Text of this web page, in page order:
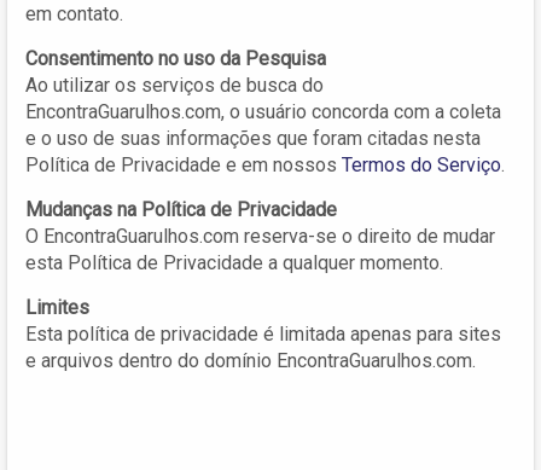
em contato.
Consentimento no uso da Pesquisa
Ao utilizar os serviços de busca do
EncontraGuarulhos.com, o usuário concorda com a coleta
e o uso de suas informações que foram citadas nesta
Política de Privacidade e em nossos Termos do Serviço.
Mudanças na Política de Privacidade
O EncontraGuarulhos.com reserva-se o direito de mudar
esta Política de Privacidade a qualquer momento.
Limites
Esta política de privacidade é limitada apenas para sites
e arquivos dentro do domínio EncontraGuarulhos.com.